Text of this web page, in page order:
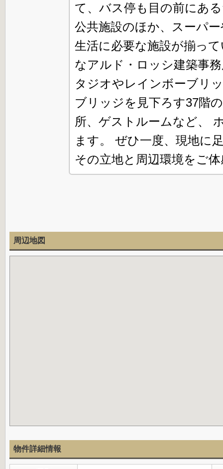
て、バス停も目の前にあ
公共施設のほか、スーパ
生活に必要な施設が揃っ
なアルド・ロッシ建築事
タジオやレインボーブリ
ブリッジを見下ろす37階
所、ゲストルームなど、
ます。 ぜひ一度、現地に
その立地と周辺環境をご
周辺地図
物件詳細情報